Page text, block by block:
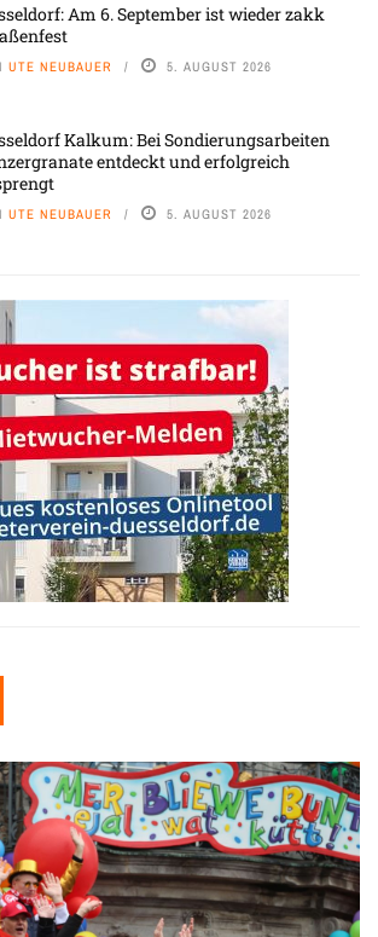
Am 6. September ist wieder zakk
UTE NEUBAUER 5. AUGUST 2026
Kalkum: Bei Sondierungsarbeiten
entdeckt und erfolgreich
UTE NEUBAUER 5. AUGUST 2026